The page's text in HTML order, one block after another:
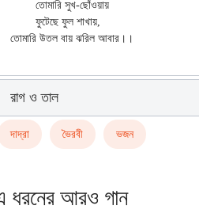
রাগ ও তাল
দাদ্‌রা ভৈরবী ভজন
ধরনের আরও গান